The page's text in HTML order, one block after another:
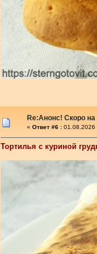
Re:Анонс! Скоро
« Ответ #6 : 01.08.2026
Тортилья с куриной